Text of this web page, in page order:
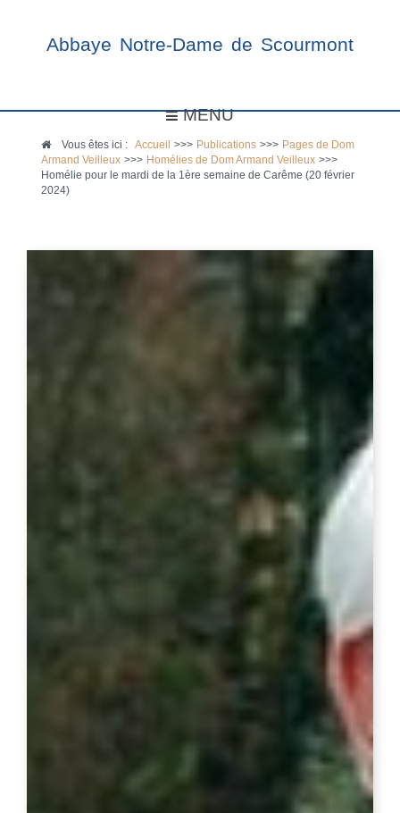
Abbaye Notre-Dame de Scourmont
MENU
Vous êtes ici :Accueil >>> Publications >>> Pages de Dom
Armand Veilleux >>> Homélies de Dom Armand Veilleux >>>
Homélie pour le mardi de la 1ère semaine de Carême (20 février
2024)